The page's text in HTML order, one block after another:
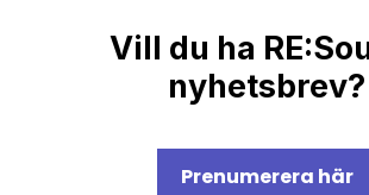
Vill du ha
nyhetsbrev?
Prenumerera här